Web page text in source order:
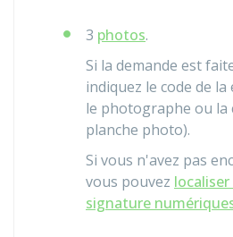
3 photos.
Si la demande est
indiquez le code de
le photographe ou la
planche photo).
Si vous n'avez pas
vous pouvez
signature